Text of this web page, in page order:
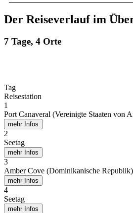
Der Reiseverlauf im
7 Tage, 4 Orte
Tag
Reisestation
1
Port Canaveral (Vereinigte Staaten von
mehr Infos
2
Seetag
mehr Infos
3
Amber Cove (Dominikanische Republik)
mehr Infos
4
Seetag
mehr Infos